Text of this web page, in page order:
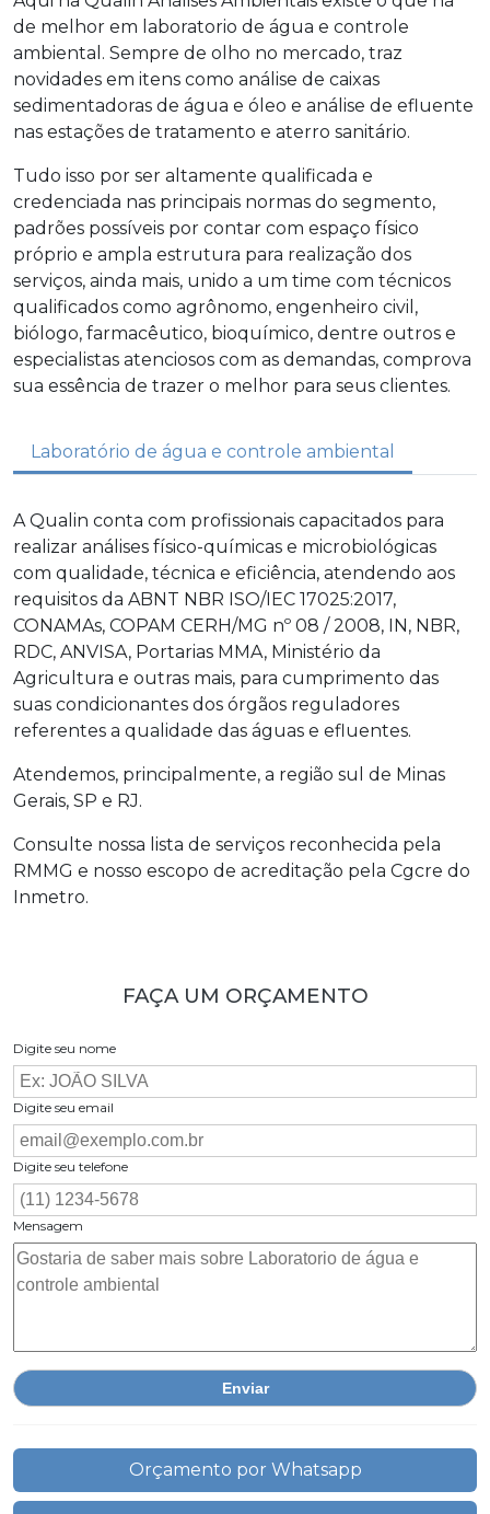
de melhor em laboratorio de água e controle
ambiental . Sempre de olho no mercado, traz
novidades em itens como análise de caixas
sedimentadoras de água e óleo e análise de efluente
nas estações de tratamento e aterro sanitário.
Tudo isso por ser altamente qualificada e
credenciada nas principais normas do segmento,
padrões possíveis por contar com espaço físico
próprio e ampla estrutura para realização dos
serviços, ainda mais, unido a um time com técnicos
qualificados como agrônomo, engenheiro civil,
biólogo, farmacêutico, bioquímico, dentre outros e
especialistas atenciosos com as demandas, comprova
sua essência de trazer o melhor para seus clientes.
Laboratório de água e controle ambiental
A Qualin conta com profissionais capacitados para
realizar análises físico-químicas e microbiológicas
com qualidade, técnica e eficiência, atendendo aos
requisitos da ABNT NBR ISO/IEC 17025:2017,
CONAMAs, COPAM CERH/MG nº 08 / 2008, IN, NBR,
RDC, ANVISA, Portarias MMA, Ministério da
Agricultura e outras mais, para cumprimento das
suas condicionantes dos órgãos reguladores
referentes a qualidade das águas e efluentes.
Atendemos, principalmente, a região sul de Minas
Gerais, SP e RJ.
Consulte nossa lista de serviços reconhecida pela
RMMG e nosso escopo de acreditação pela Cgcre do
Inmetro.
FAÇA UM ORÇAMENTO
Digite seu nome
Digite seu email
Digite seu telefone
Mensagem
Orçamento por Whatsapp